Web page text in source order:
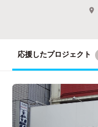
応援したプロジェクト